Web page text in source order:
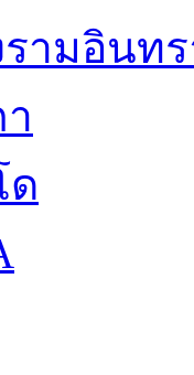
ามอินท
ด